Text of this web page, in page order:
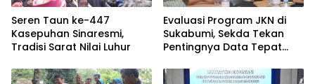
Seren Taun ke-447
Kasepuhan Sinaresmi,
Tradisi Sarat Nilai Luhur
Evaluasi Program JKN di
Sukabumi, Sekda Tekan
Pentingnya Data Tepat